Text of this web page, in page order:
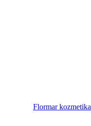
Flormar kozmetika